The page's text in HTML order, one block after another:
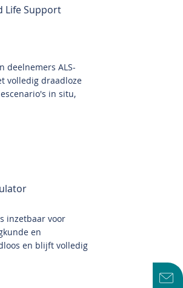
Life Support
deelnemers ALS-
volledig draadloze
in situ,
inzetbaar voor
en
en blijft volledig